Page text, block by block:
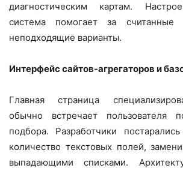
диагностическим картам.
система помогает за считанные
неподходящие варианты.
Интерфейс сайтов-агрегаторов и
Главная страница
обычно встречает пользователя
подбора. Разработчики
количество текстовых полей,
выпадающими списками.